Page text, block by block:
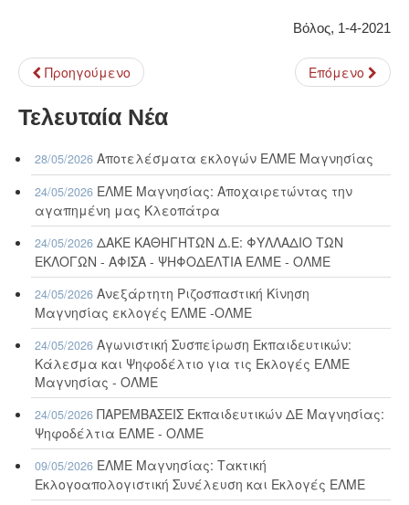
Βόλος, 1-4-2021
Προηγούμενο Επόμενο
Τελευταία Νέα
28/05/2026 Αποτελέσματα εκλογών ΕΛΜΕ Μαγνησίας
24/05/2026 ΕΛΜΕ Μαγνησίας: Αποχαιρετώντας την
αγαπημένη μας Κλεοπάτρα
24/05/2026 ΔΑΚΕ ΚΑΘΗΓΗΤΩΝ Δ.Ε: ΦΥΛΛΑΔΙΟ ΤΩΝ
ΕΚΛΟΓΩΝ - ΑΦΙΣΑ - ΨΗΦΟΔΕΛΤΙΑ ΕΛΜΕ - ΟΛΜΕ
24/05/2026 Ανεξάρτητη Ριζοσπαστική Κίνηση
Μαγνησίας εκλογές ΕΛΜΕ -ΟΛΜΕ
24/05/2026 Αγωνιστική Συσπείρωση Εκπαιδευτικών:
Κάλεσμα και Ψηφοδέλτιο για τις Εκλογές ΕΛΜΕ
Μαγνησίας - ΟΛΜΕ
24/05/2026 ΠΑΡΕΜΒΑΣΕΙΣ Εκπαιδευτικών ΔΕ Μαγνησίας:
Ψηφοδέλτια ΕΛΜΕ - ΟΛΜΕ
09/05/2026 ΕΛΜΕ Μαγνησίας: Τακτική
Εκλογοαπολογιστική Συνέλευση και Εκλογές ΕΛΜΕ